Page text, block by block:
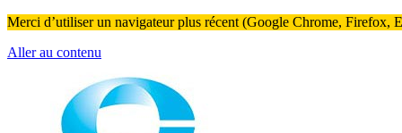
Merci d’utiliser un navigateur plus récent (Google Chrome, Firefox,
Aller au contenu